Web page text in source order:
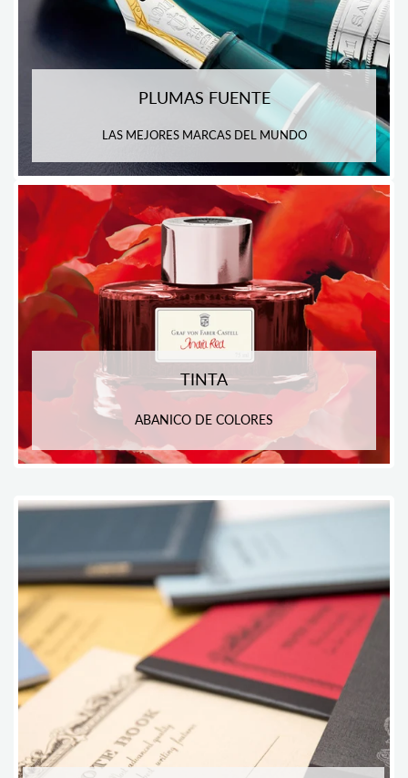
PLUMAS FUENTE
LAS MEJORES MARCAS DEL MUNDO
TINTA
ABANICO DE COLORES